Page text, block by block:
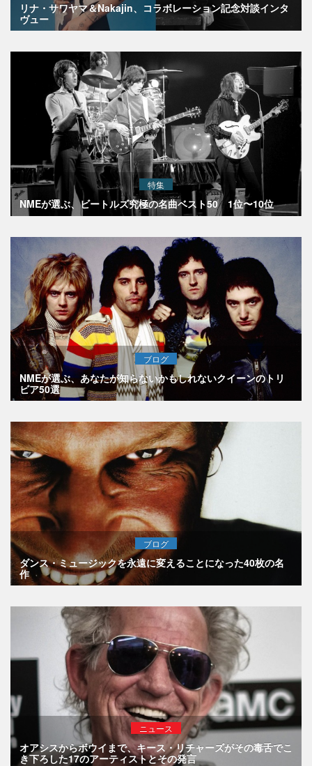
リナ・サワヤマ＆Nakajin、コラボレーション記念対談インタ
ヴュー
特集
NMEが選ぶ、ビートルズ究極の名曲ベスト50 1位〜10位
ブログ
NMEが選ぶ、あなたが知らないかもしれないクイーンのトリ
ビア50選
ブログ
ダンス・ミュージックを永遠に変えることになった40枚の名
作
ニュース
オアシスからボウイまで、キース・リチャーズがその毒舌でこ
き下ろした17のアーティストとその発言